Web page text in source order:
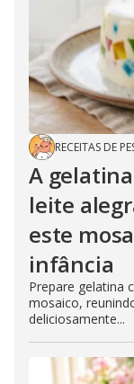
RECEITAS DE
A
leite
este
infância
Prepare gelatina
mosaico,
deliciosamente...